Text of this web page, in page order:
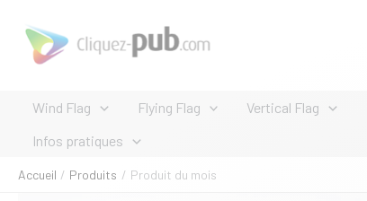
contenu
Wind Flag
Flying Flag Vertical Flag
Infos pratiques
Accueil Produits Produit du mois